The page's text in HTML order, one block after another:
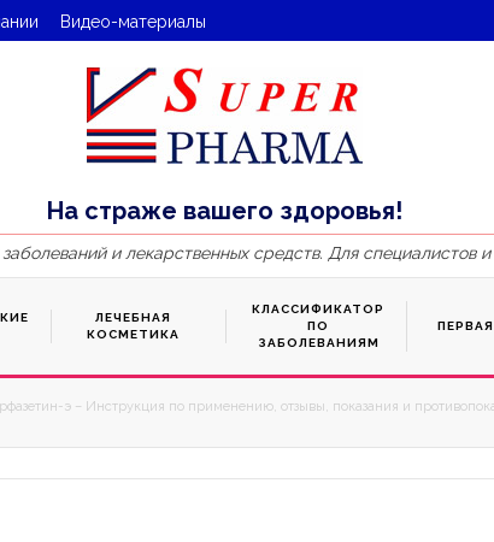
Видео-материалы
На страже вашего здоровья!
и лекарственных средств. Для специалистов
ЛЕЧЕБНАЯ
КОСМЕТИКА
КЛАССИФИКАТОР
ПО
ЗАБОЛЕВАНИЯМ
э – Инструкция по применению, отзывы, показания и